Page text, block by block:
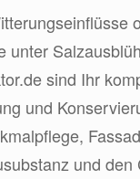
unter
sind Ihr
und
und den